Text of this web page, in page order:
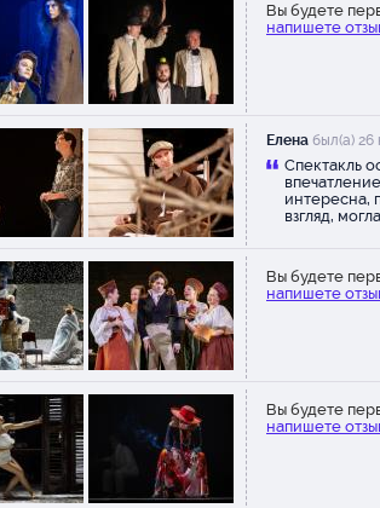
Вы будете
напишете
Елена был(а) 26
Спектакль
интересна,
взгляд,
Вы будете
напишете
Вы будете
напишете